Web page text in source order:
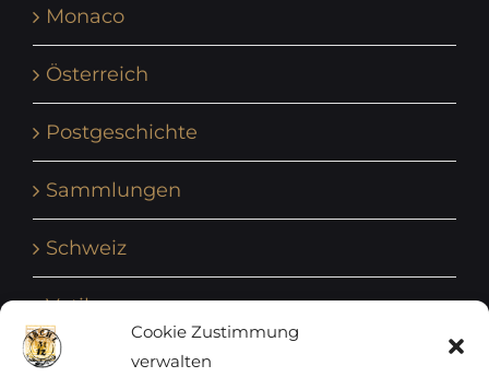
Cookie Zustimmung
verwalten
Monaco
Österreich
Postgeschichte
Sammlungen
Schweiz
Vatikan
Vereinte Nationen